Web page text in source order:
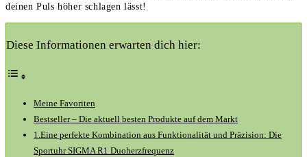
deinen Puls höher schlagen lässt!
Diese Informationen erwarten dich hier:
Meine Favoriten
Bestseller – Die aktuell besten Produkte auf dem Markt
1.Eine perfekte Kombination aus Funktionalität und Präzision: Die
Sportuhr SIGMA R1 Duoherzfrequenz